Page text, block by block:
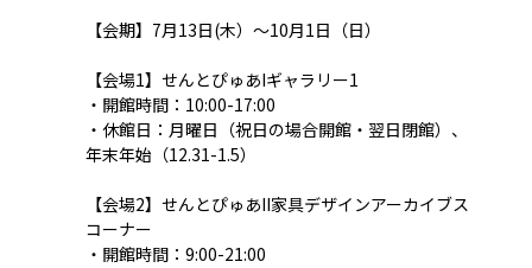
【会期】7月13日(木）〜10月1日（日）
【会場1】せんとぴゅあIギャラリー1
・開館時間：10:00-17:00
・休館日：月曜日（祝日の場合開館・翌日閉館）、
年末年始（12.31-1.5）
【会場2】せんとぴゅあII家具デザインアーカイブス
コーナー
・開館時間：9:00-21:00